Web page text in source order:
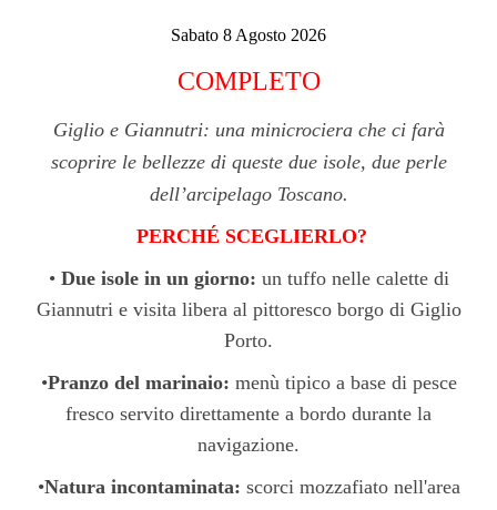
Sabato 8 Agosto 2026
COMPLETO
Giglio e Giannutri: una minicrociera che ci farà
scoprire le bellezze di queste due isole, due perle
dell’arcipelago Toscano.
PERCHÉ SCEGLIERLO?
• Due isole in un giorno: un tuffo nelle calette di
Giannutri e visita libera al pittoresco borgo di Giglio
Porto.
•Pranzo del marinaio: menù tipico a base di pesce
fresco servito direttamente a bordo durante la
navigazione.
•Natura incontaminata: scorci mozzafiato nell'area